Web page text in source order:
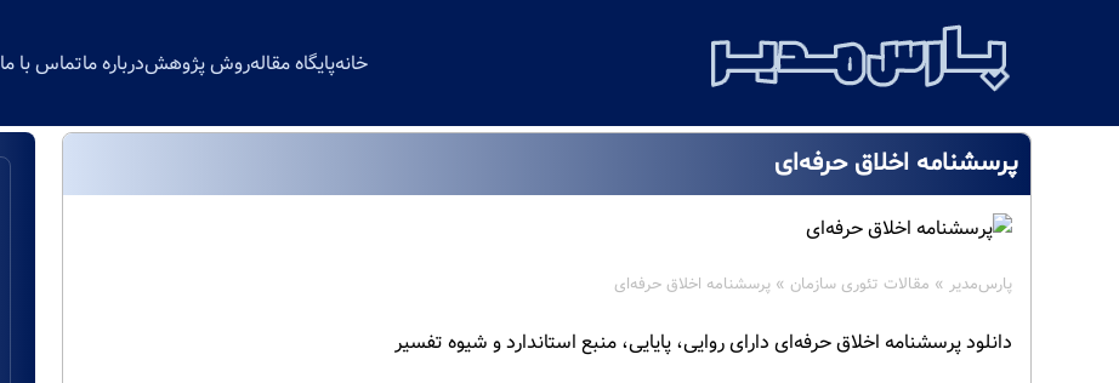
خانهپایگاه مقالهروش پژوهشدرباره ماتماس با ما
پرسشنامه اخلاق حرفه‌ای
پارس‌مدیر » مقالات تئوری سازمان » پرسشنامه اخلاق حرفه‌ای
دانلود پرسشنامه اخلاق حرفه‌ای دارای روایی، پایایی، منبع استاندارد و شیوه تفسیر